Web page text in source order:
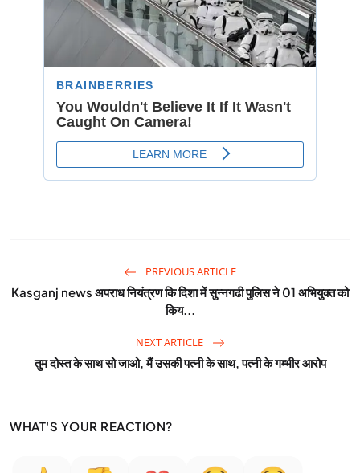
PREVIOUS ARTICLE
Kasganj news अपराध नियंत्रण कि दिशा में सुन्नगढी पुलिस ने 01 अभियुक्त को
किय...
NEXT ARTICLE
तुम दोस्त के साथ सो जाओ, मैं उसकी पत्नी के साथ, पत्नी के गम्भीर आरोप
WHAT'S YOUR REACTION?